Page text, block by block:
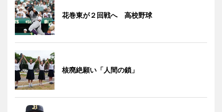
花巻東が２回戦へ 高校野球
核廃絶願い「人間の鎖」